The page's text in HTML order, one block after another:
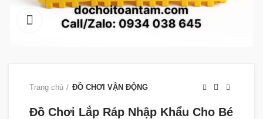
360 product view
Trang chủ ĐỒ CHƠI VẬN ĐỘNG
Đồ Chơi Lắp Ráp Nhập Khẩu Cho Bé